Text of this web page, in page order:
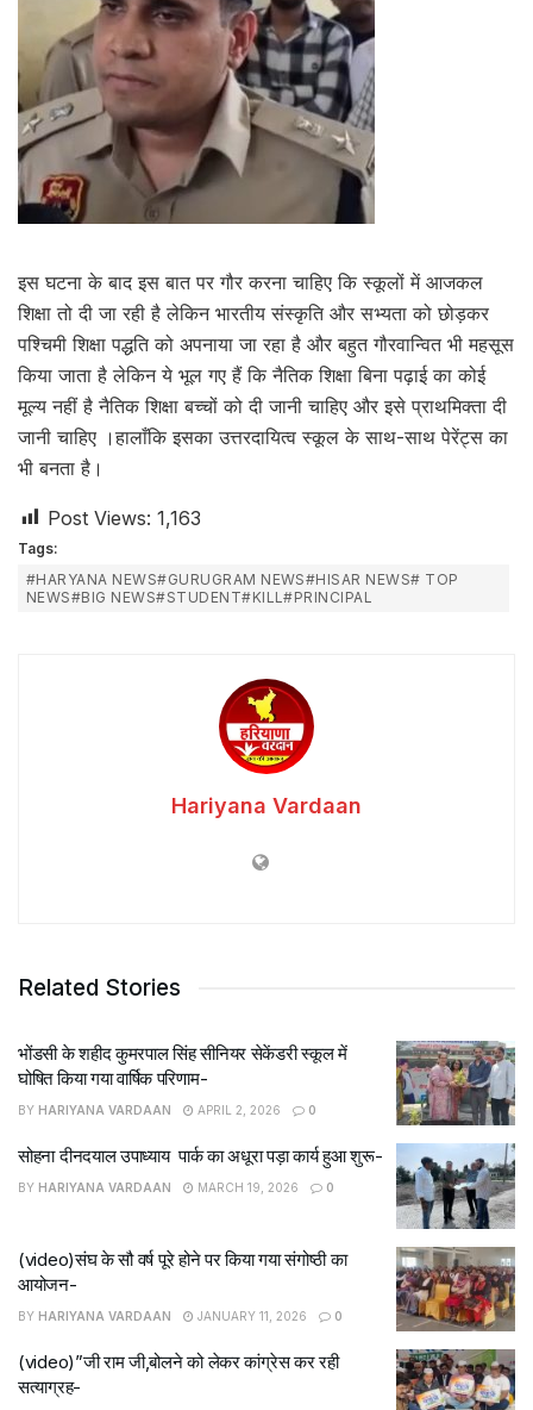
इस घटना के बाद इस बात पर गौर करना चाहिए कि स्कूलों में आजकल
शिक्षा तो दी जा रही है लेकिन भारतीय संस्कृति और सभ्यता को छोड़कर
पश्चिमी शिक्षा पद्धति को अपनाया जा रहा है और बहुत गौरवान्वित भी महसूस
किया जाता है लेकिन ये भूल गए हैं कि नैतिक शिक्षा बिना पढ़ाई का कोई
मूल्य नहीं है नैतिक शिक्षा बच्चों को दी जानी चाहिए और इसे प्राथमिक्ता दी
जानी चाहिए ।हालाँकि इसका उत्तरदायित्व स्कूल के साथ-साथ पेरेंट्स का
भी बनता है।
Post Views: 1,163
Tags:
#HARYANA NEWS#GURUGRAM NEWS#HISAR NEWS# TOP
NEWS#BIG NEWS#STUDENT#KILL#PRINCIPAL
Hariyana Vardaan
Related Stories
भोंडसी के शहीद कुमरपाल सिंह सीनियर सेकेंडरी स्कूल में
घोषित किया गया वार्षिक परिणाम-
BY HARIYANA VARDAAN APRIL 2, 2026 0
सोहना दीनदयाल उपाध्याय पार्क का अधूरा पड़ा कार्य हुआ शुरू-
BY HARIYANA VARDAAN MARCH 19, 2026 0
(video)संघ के सौ वर्ष पूरे होने पर किया गया संगोष्ठी का
आयोजन-
BY HARIYANA VARDAAN JANUARY 11, 2026 0
(video)”जी राम जी,बोलने को लेकर कांग्रेस कर रही
सत्याग्रह-